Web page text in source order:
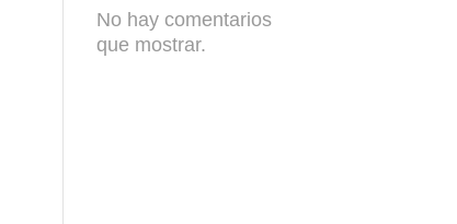
No hay comentarios
que mostrar.